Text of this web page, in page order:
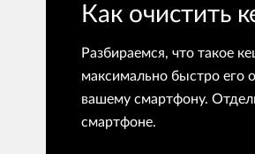
Как очистить
Разбираемся, что такое
максимально быстро его
вашему смартфону.
смартфоне.